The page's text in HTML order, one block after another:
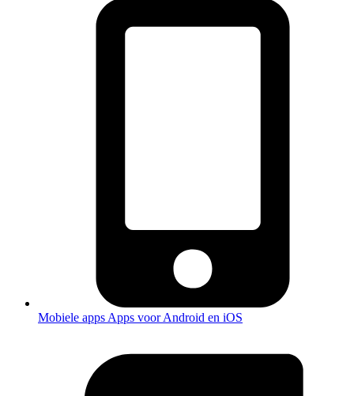
Mobiele apps Apps voor Android en iOS